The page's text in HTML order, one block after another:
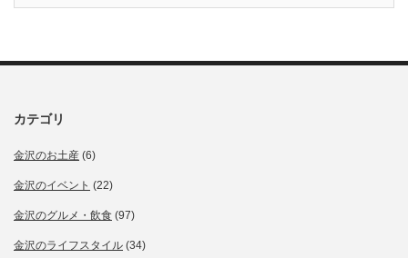
カテゴリ
金沢のお土産 (6)
金沢のイベント (22)
金沢のグルメ・飲食 (97)
金沢のライフスタイル (34)